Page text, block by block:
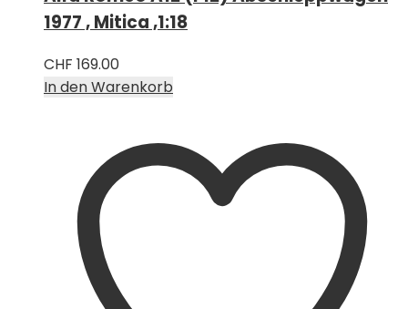
1977 , Mitica ,1:18
CHF 169.00
In den Warenkorb